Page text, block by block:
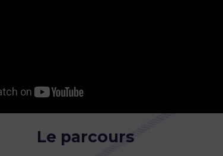
Le parcours